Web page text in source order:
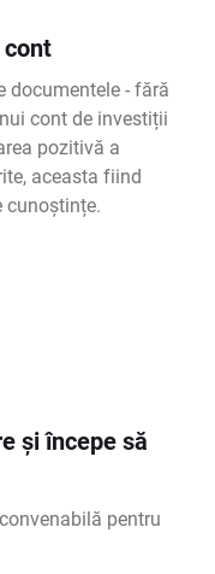
cont
documentele - fără
cont de investiții
pozitivă a
aceasta fiind
cunoștințe.
și începe să
pentru